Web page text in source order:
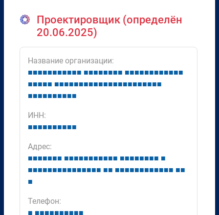
Проектировщик (определён
20.06.2025)
Название организации:
■■■■■■■■■■■ ■■■■■■■■ ■■■■■■■■■■■■
■■■■■ ■■■■■■■■■■■■■■■■■■■■■■
■■■■■■■■■■
ИНН:
■■■■■■■■■■
Адрес:
■■■■■■■ ■■■■■■■■■■■ ■■■■■■■■ ■
■■■■■■■■■■■■■■■ ■■ ■■■■■■■■■■■■ ■■
■
Телефон:
■ ■■■■■■■■■■